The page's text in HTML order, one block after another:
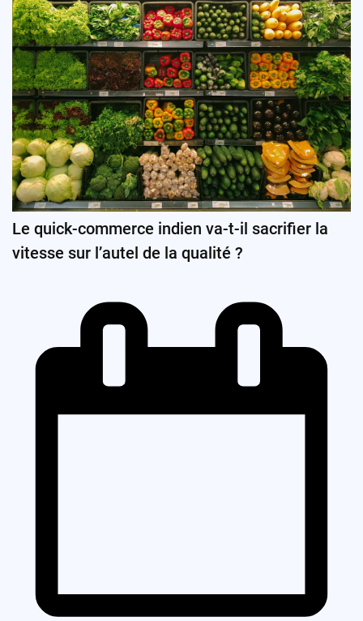
Le quick-commerce indien va-t-il sacrifier la
vitesse sur l’autel de la qualité ?